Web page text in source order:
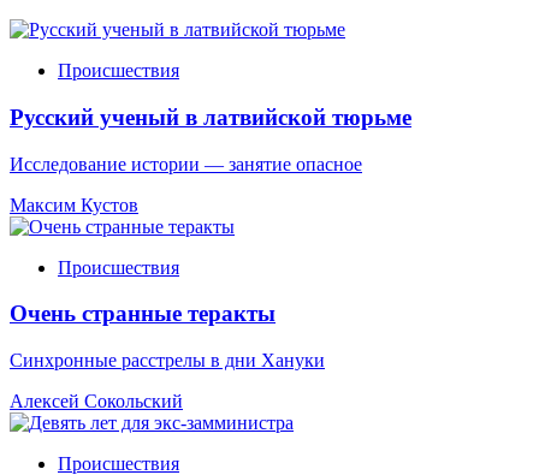
Происшествия
Русский ученый в латвийской тюрьме
Исследование истории — занятие опасное
Максим Кустов
Происшествия
Очень странные теракты
Синхронные расстрелы в дни Хануки
Алексей Сокольский
Происшествия